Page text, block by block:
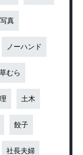
写真
ノーハンド
草むら
土木
餃子
社長夫婦